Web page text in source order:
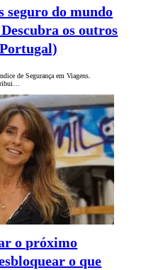
seguro do mundo
os outros
de Segurança em Viagens.
o próximo
o que